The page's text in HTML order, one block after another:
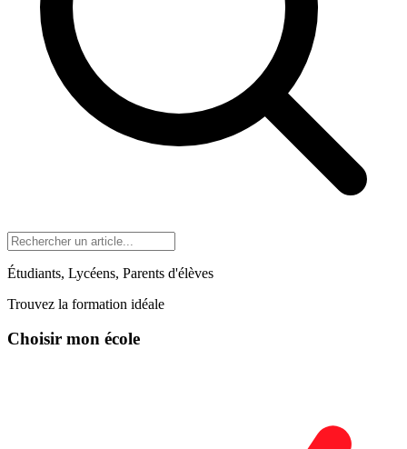
Étudiants, Lycéens, Parents d'élèves
Trouvez la formation idéale
Choisir mon école